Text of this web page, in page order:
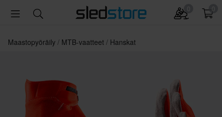
Maastopyöräily MTB-vaatteet Hanskat